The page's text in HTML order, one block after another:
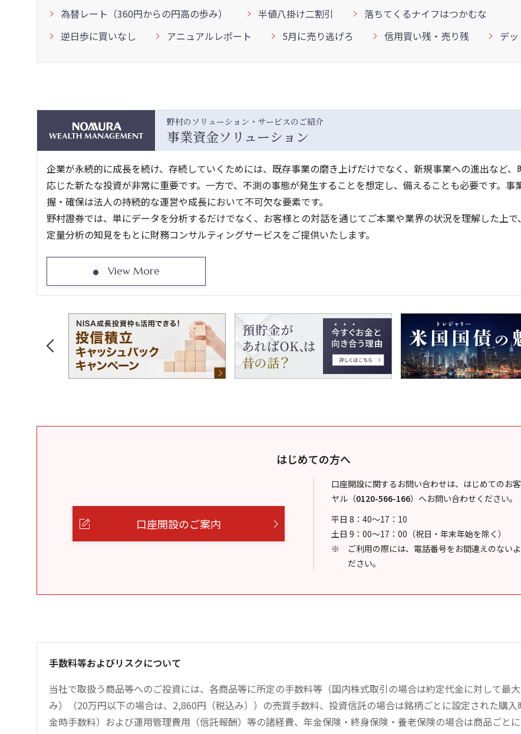
為替レート（360円からの円高の歩み）
半値八掛け二割引
落ちてくるナイフはつかむな
逆日歩に買いなし
アニュアルレポート 5月に売り逃げろ 信用買い残・売り残 デ
野村のソリューション・サービスのご紹介
事業資金ソリューション
企業が永続的に成長を続け、存続していくためには、既存事業の磨き上げだけでなく、新規事業への進出など、
応じた新たな投資が非常に重要です。一方で、不測の事態が発生することを想定し、備えることも必要です。事
握・確保は法人の持続的な運営や成長において不可欠な要素です。
野村證券では、単にデータを分析するだけでなく、お客様との対話を通じてご本業や業界の状況を理解した上で
定量分析の知見をもとに財務コンサルティングサービスをご提供いたします。
View More
はじめての方へ
口座開設のご案内
口座開設に関するお問い合わせは、はじめてのお
ヤル （0120-566-166） へお問い合わせください。
平日 8：40～17：10
土日 9：00～17：00（祝日・年末年始を除く）
ご利用の際には、電話番号をお間違えのない
ださい。
手数料等およびリスクについて
当社で取扱う商品等へのご投資には、各商品等に所定の手数料等（国内株式取引の場合は約定代金に対して最
み）（20万円以下の場合は、2,860円（税込み））の売買手数料、投資信託の場合は銘柄ごとに設定された購入
金時手数料）および運用管理費用（信託報酬）等の諸経費、年金保険・終身保険・養老保険の場合は商品ごと